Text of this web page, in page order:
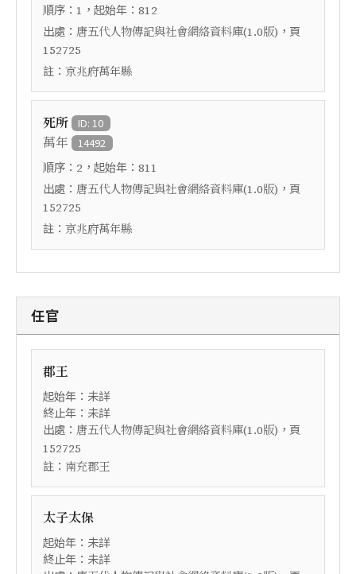
順序： 1 ，起始年： 812
出處： 唐五代人物傳記與社會網絡資料庫(1.0版) ，頁
152725
註： 京兆府萬年縣
死所 ID: 10
萬年 14492
順序： 2 ，起始年： 811
出處： 唐五代人物傳記與社會網絡資料庫(1.0版) ，頁
152725
註： 京兆府萬年縣
任官
郡王
起始年：未詳
終止年：未詳
出處： 唐五代人物傳記與社會網絡資料庫(1.0版) ，頁
152725
註： 南充郡王
太子太保
起始年：未詳
終止年：未詳